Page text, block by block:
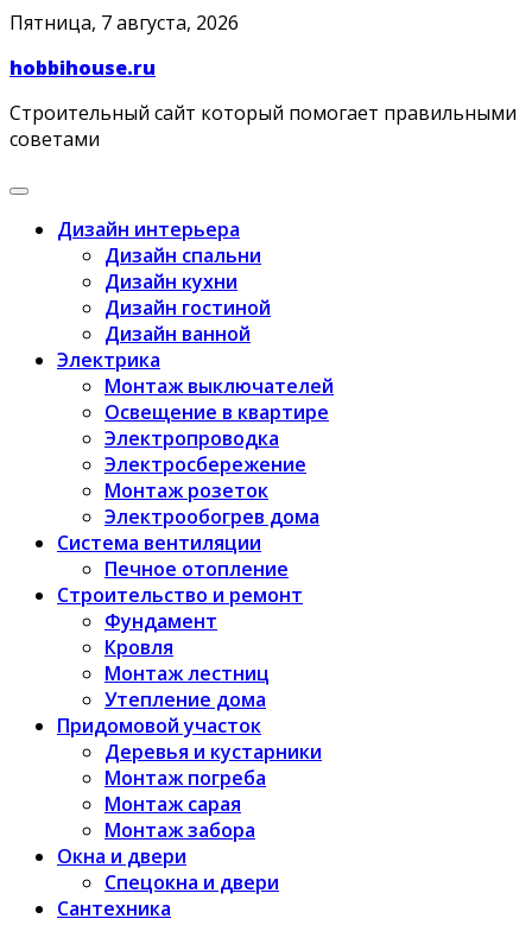
Skip
content
Пятница, 7 августа, 2026
hobbihouse.ru
Строительный сайт который помогает правильными
советами
Дизайн интерьера
Дизайн спальни
Дизайн кухни
Дизайн гостиной
Дизайн ванной
Электрика
Монтаж выключателей
Освещение в квартире
Электропроводка
Электросбережение
Монтаж розеток
Электрообогрев дома
Система вентиляции
Печное отопление
Строительство и ремонт
Фундамент
Кровля
Монтаж лестниц
Утепление дома
Придомовой участок
Деревья и кустарники
Монтаж погреба
Монтаж сарая
Монтаж забора
Окна и двери
Спецокна и двери
Сантехника